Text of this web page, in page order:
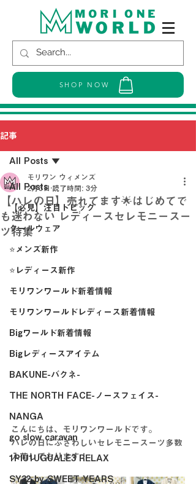
SHOP NOW
記事
All Posts
【必見】注目トピック
クールウェア
⭐メンズ新作
⭐レディース新作
モリワンワールド新着情報
モリワンワールドレディース新着情報
Bigワールド新着情報
Bigレディースアイテム
BAKUNE-バクネ-
THE NORTH FACE-ノースフェイス-
NANGA
go slow caravan
1PIU1UGUALE3 RELAX
SY32 by SWEET YEARS
All Posts
【ハレの日】売れてます🌟はじめてで
も迷わない レディースセレモニースー
ツ特集
モリワン ウィメンズ
2月3日 読了時間: 3分
こんにちは、モリワンワールドです。
ハレの日にふさわしいセレモニースーツ多数
入荷しております！